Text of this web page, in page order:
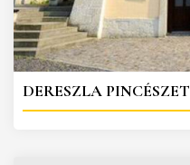
DERESZLA PINCÉSZET